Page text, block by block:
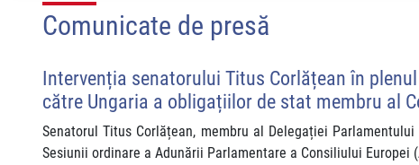
Comunicate de presă
Intervenția senatorului Titus Corlățean în
către Ungaria a obligațiilor de stat membru al
Senatorul Titus Corlățean, membru al Delegației
Sesiunii ordinare a Adunării Parlamentare a Consiliului Europei